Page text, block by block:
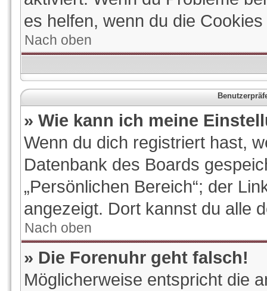
es helfen, wenn du die
Nach oben
» Wie kann ich meine
Wenn du dich registriert hast,
Datenbank des Boards
„Persönlichen Bereich“; der
angezeigt. Dort kannst du alle
Nach oben
» Die Forenuhr geht falsch!
Möglicherweise entspricht die